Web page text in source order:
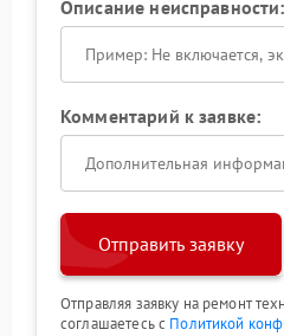
Описание неисправности:
Комментарий к заявке:
Отправить заявку
Отправляя заявку на ремонт
соглашаетесь с Политикой